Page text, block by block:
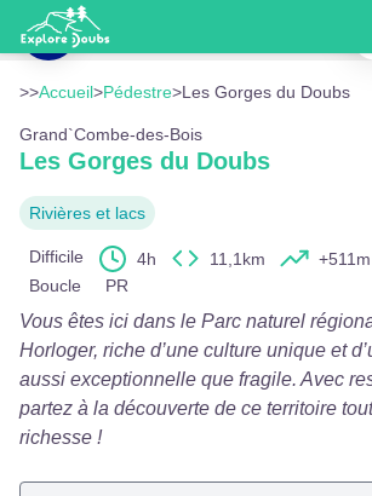
Les Gorges du Doubs
Voir
>>Accueil>Pédestre>Les Gorges du Doubs
Grand`Combe-des-Bois
Les Gorges du Doubs
Rivières et lacs
Difficile 4h 11,1km +511m
Boucle
PR
Vous êtes ici dans le Parc naturel
Horloger, riche d’une culture unique et
aussi exceptionnelle que fragile. Avec
partez à la découverte de ce territoire
richesse !